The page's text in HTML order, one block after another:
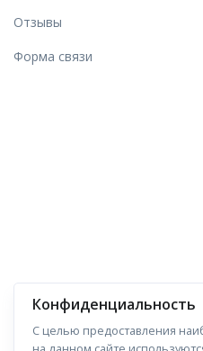
Отзывы
Форма связи
Конфиденциальность
С целью предоставления